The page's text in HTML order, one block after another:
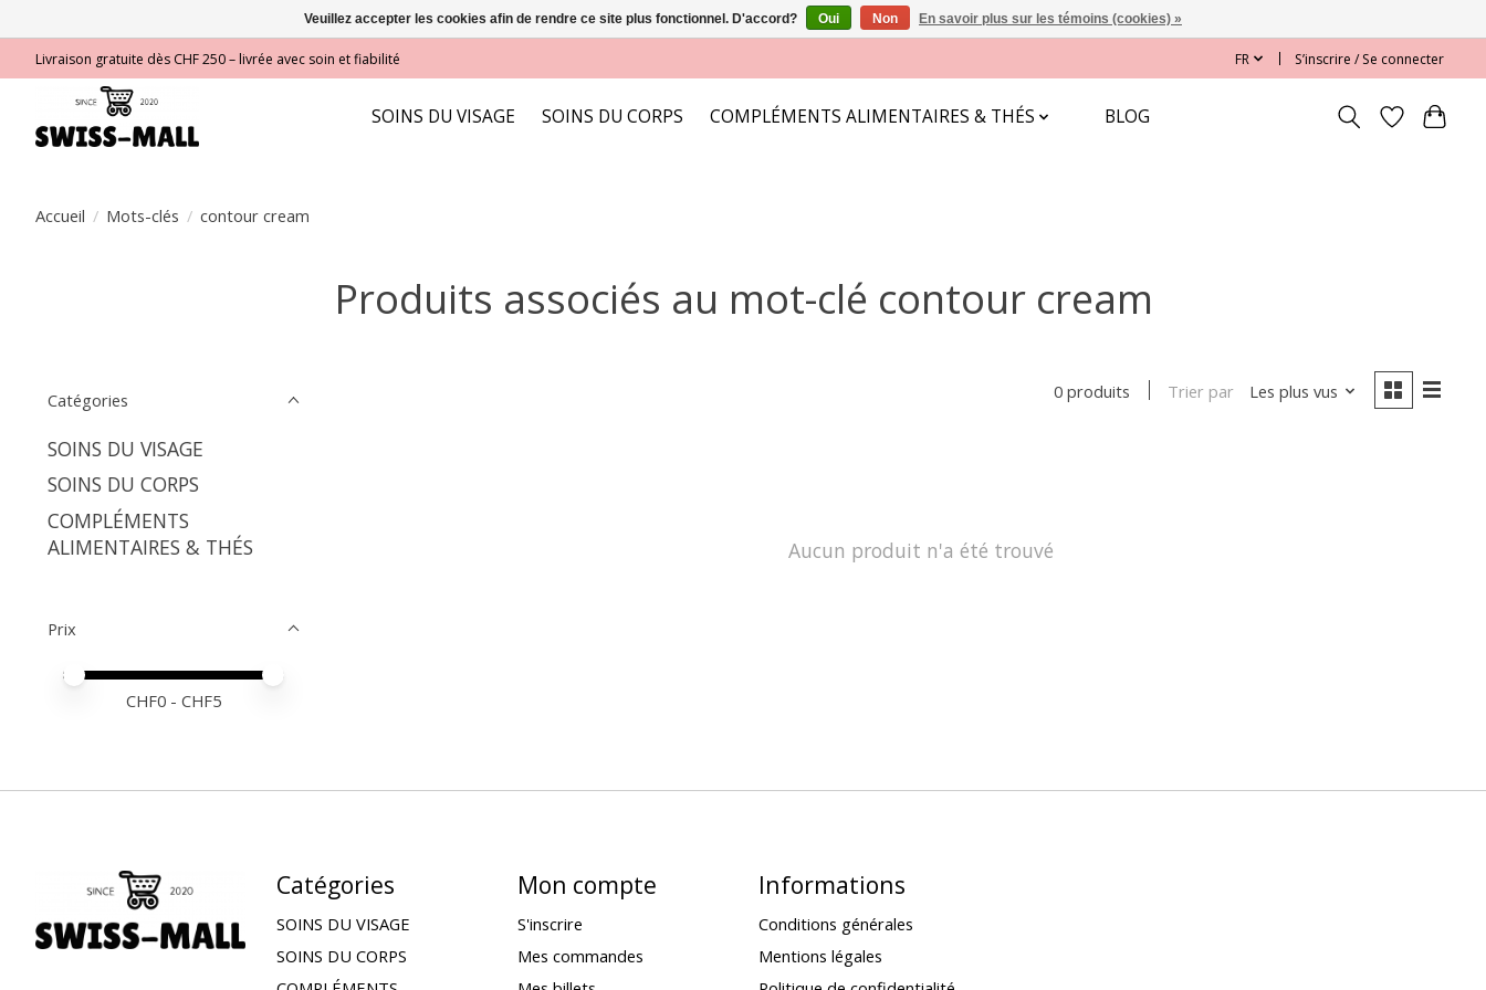
Livraison gratuite dès CHF 250 – livrée avec soin et fiabilité FR S’inscrire / Se connecter
SOINS DU VISAGE SOINS DU CORPS COMPLÉMENTS ALIMENTAIRES & THÉS BLOG
Accueil / Mots-clés / contour cream
Produits associés au mot-clé contour cream
Catégories
SOINS DU VISAGE
SOINS DU CORPS
COMPLÉMENTS
ALIMENTAIRES & THÉS
Prix
Prix minimum
Price maximum value
CHF0 - CHF5
0 produits Trier par Les plus vus
Aucun produit n'a été trouvé
Catégories
SOINS DU VISAGE
SOINS DU CORPS
Mon compte
S'inscrire
Mes commandes
Informations
Conditions générales
Mentions légales
Veuillez accepter les cookies afin de rendre ce site plus fonctionnel. D'accord? Oui Non En savoir plus sur les témoins (cookies) »